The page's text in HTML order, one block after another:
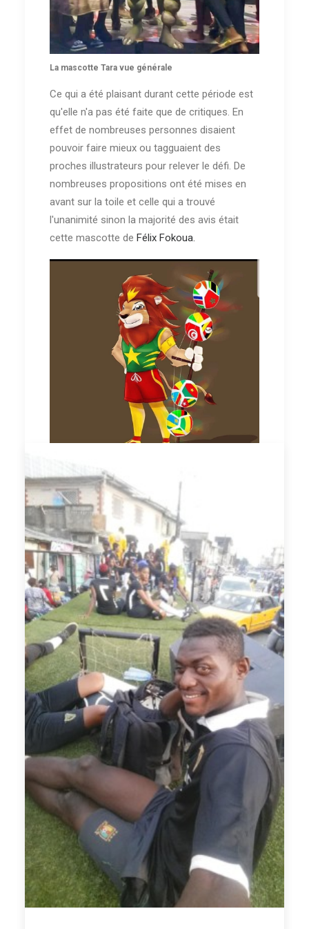
La mascotte Tara vue générale
Ce qui a été plaisant durant cette période est
qu'elle n'a pas été faite que de critiques. En
effet de nombreuses personnes disaient
pouvoir faire mieux ou tagguaient des
proches illustrateurs pour relever le défi. De
nombreuses propositions ont été mises en
avant sur la toile et celle qui a trouvé
l'unanimité sinon la majorité des avis était
cette mascotte de Félix Fokoua.
Proposition de la nouvelle Mascotte Tara sur la toile
Cette proposition de la nouvelle mascotte n'a
pas trouvée une totale adhésion (loin de là) de
la part des camerounais. Certains voulaient
qu'il s'appelle"Manyang"et que ce serait une
façon de rendre hommage à notre capitaine
courage: Song Bahanag et sa crinière de Lion.
Rigobert Song Bahanag GRRRRR
D'autres trouvaient que l'étoile Jaune sur le
maillot vert de"Manyang"n'avait pas sa place
et n'épousait pas les couleurs de notre
drapeau. Felix Fokoua le concepteur de cette
mascotte a rectifié le tir et nous a proposé
ceci quelques jours plus tard. Avec en plus un
clin d'oeil à un autre Lion Indomptable décédé